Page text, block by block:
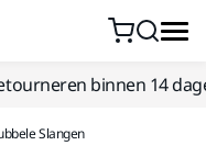
naar inhoud
binnen 14
Slangen